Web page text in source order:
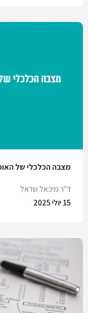
מצבה הכלכלי של
ד"ר מיכאל שראל
15 יולי 2025